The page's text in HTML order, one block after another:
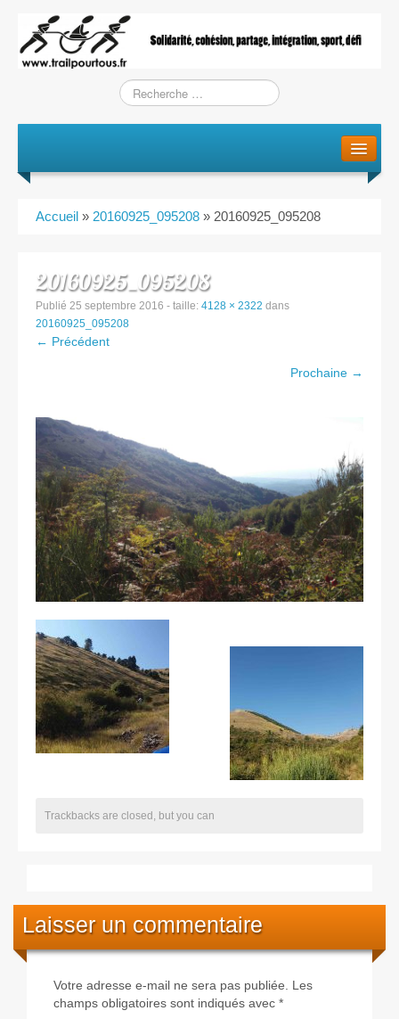
L’équipe
Training / Courses
Rugby Riviera Fauteuil
On parle de nous
Partenaires & remerciements
Partenaires
Remerciements
Contact
Accueil » 20160925_095208 » 20160925_095208
20160925_095208
Publié 25 septembre 2016 - taille: 4128 × 2322 dans
20160925_095208
← Précédent
Prochaine →
Trackbacks are closed, but you can
Laisser un commentaire
Votre adresse e-mail ne sera pas publiée. Les
champs obligatoires sont indiqués avec *